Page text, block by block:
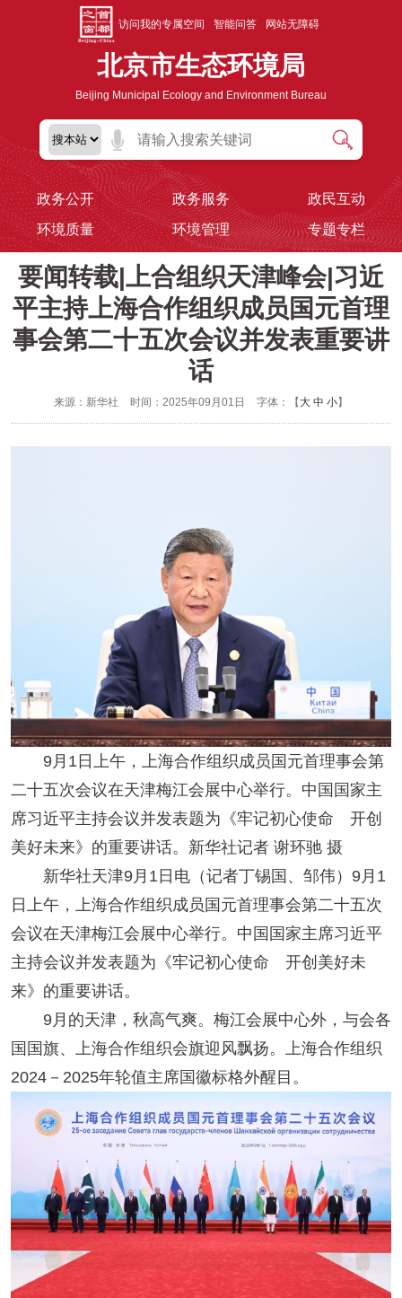
访问我的专属空间 智能问答 网站无障碍
北京市生态环境局
Beijing Municipal Ecology and Environment Bureau
政务公开 政务服务
政民互动
环境质量
环境管理 专题专栏
要闻转载|上合组织天津峰会|习近
平主持上海合作组织成员国元首理
事会第二十五次会议并发表重要讲
话
来源：新华社 时间：2025年09月01日 字体：【 大 中 小】
9月1日上午，上海合作组织成员国元首理事会第
二十五次会议在天津梅江会展中心举行。中国国家主
席习近平主持会议并发表题为《牢记初心使命 开创
美好未来》的重要讲话。新华社记者 谢环驰 摄
新华社天津9月1日电（记者丁锡国、邹伟）9月1
日上午，上海合作组织成员国元首理事会第二十五次
会议在天津梅江会展中心举行。中国国家主席习近平
主持会议并发表题为《牢记初心使命 开创美好未
来》的重要讲话。
9月的天津，秋高气爽。梅江会展中心外，与会各
国国旗、上海合作组织会旗迎风飘扬。上海合作组织
2024－2025年轮值主席国徽标格外醒目。